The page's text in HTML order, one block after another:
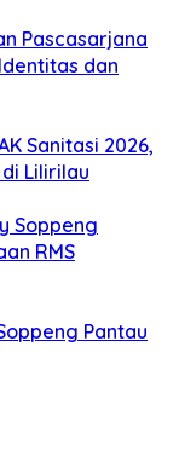
Pascasarjana
dan
Sanitasi 2026,
Lilirilau
Soppeng
RMS
Pantau